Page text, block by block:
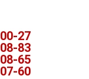
27
83
65
60